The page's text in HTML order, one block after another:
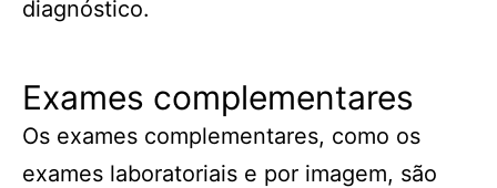
diagnóstico.
Exames complementares
Os exames complementares, como os
exames laboratoriais e por imagem, são